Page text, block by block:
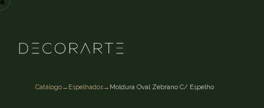
Catálogo→ Espelhados→ Moldura Oval Zebrano C/ Espelho